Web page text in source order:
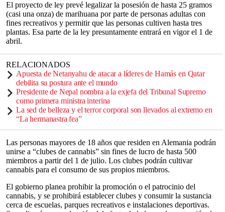
El proyecto de ley prevé legalizar la posesión de hasta 25 gramos
(casi una onza) de marihuana por parte de personas adultas con
fines recreativos y permitir que las personas cultiven hasta tres
plantas. Esa parte de la ley presuntamente entrará en vigor el 1 de
abril.
RELACIONADOS
Apuesta de Netanyahu de atacar a líderes de Hamás en Qatar
debilita su postura ante el mundo
Presidente de Nepal nombra a la exjefa del Tribunal Supremo
como primera ministra interina
La sed de belleza y el terror corporal son llevados al extremo en
“La hermanastra fea”
Las personas mayores de 18 años que residen en Alemania podrán
unirse a “clubes de cannabis” sin fines de lucro de hasta 500
miembros a partir del 1 de julio. Los clubes podrán cultivar
cannabis para el consumo de sus propios miembros.
El gobierno planea prohibir la promoción o el patrocinio del
cannabis, y se prohibirá establecer clubes y consumir la sustancia
cerca de escuelas, parques recreativos e instalaciones deportivas.